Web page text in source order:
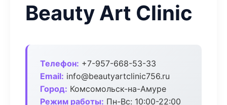
Beauty Art Clinic
Телефон: +7-957-668-53-33
Email: info@beautyartclinic756.ru
Город: Комсомольск-на-Амуре
Режим работы: Пн-Вс: 10:00-22:00